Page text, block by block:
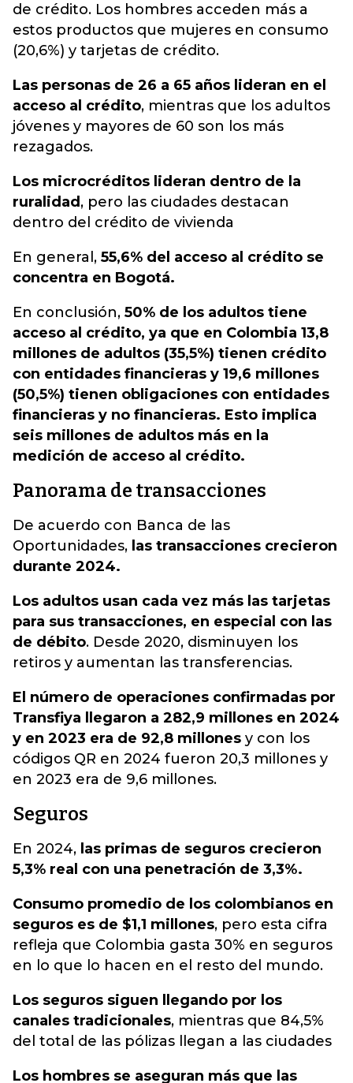
de crédito. Los hombres acceden más a
estos productos que mujeres en consumo
(20,6%) y tarjetas de crédito.
Las personas de 26 a 65 años lideran en el
acceso al crédito, mientras que los adultos
jóvenes y mayores de 60 son los más
rezagados.
Los microcréditos lideran dentro de la
ruralidad , pero las ciudades destacan
dentro del crédito de vivienda
En general, 55,6% del acceso al crédito se
concentra en Bogotá.
En conclusión, 50% de los adultos tiene
acceso al crédito, ya que en Colombia 13,8
millones de adultos (35,5%) tienen crédito
con entidades financieras y 19,6 millones
(50,5%) tienen obligaciones con entidades
financieras y no financieras. Esto implica
seis millones de adultos más en la
medición de acceso al crédito.
Panorama de transacciones
De acuerdo con Banca de las
Oportunidades, las transacciones crecieron
durante 2024.
Los adultos usan cada vez más las tarjetas
para sus transacciones, en especial con las
de débito. Desde 2020, disminuyen los
retiros y aumentan las transferencias.
El número de operaciones confirmadas por
Transfiya llegaron a 282,9 millones en 2024
y en 2023 era de 92,8 millones y con los
códigos QR en 2024 fueron 20,3 millones y
en 2023 era de 9,6 millones.
Seguros
En 2024, las primas de seguros crecieron
5,3% real con una penetración de 3,3%.
Consumo promedio de los colombianos en
seguros es de $1,1 millones, pero esta cifra
refleja que Colombia gasta 30% en seguros
en lo que lo hacen en el resto del mundo.
Los seguros siguen llegando por los
canales tradicionales, mientras que 84,5%
del total de las pólizas llegan a las ciudades
Los hombres se aseguran más que las